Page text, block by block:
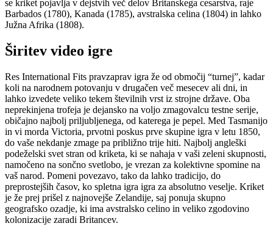
se kriket pojavlja v dejstvih več delov Britanskega cesarstva, raje
Barbados (1780), Kanada (1785), avstralska celina (1804) in lahko
Južna Afrika (1808).
Širitev video igre
Res International Fits pravzaprav igra že od območij “turnej”, kadar
koli na narodnem potovanju v drugačen več mesecev ali dni, in
lahko izvedete veliko tekem številnih vrst iz strojne države. Oba
neprekinjena trofeja je dejansko na voljo zmagovalcu testne serije,
običajno najbolj priljubljenega, od katerega je pepel. Med Tasmanijo
in vi morda Victoria, prvotni poskus prve skupine igra v letu 1850,
do vaše nekdanje zmage pa približno trije hiti. Najbolj angleški
podeželski svet stran od kriketa, ki se nahaja v vaši zeleni skupnosti,
namočeno na sončno svetlobo, je vrezan za kolektivne spomine na
vaš narod. Pomeni povezavo, tako da lahko tradicijo, do
preprostejših časov, ko spletna igra igra za absolutno veselje. Kriket
je že prej prišel z najnovejše Zelandije, saj ponuja skupno
geografsko ozadje, ki ima avstralsko celino in veliko zgodovino
kolonizacije zaradi Britancev.